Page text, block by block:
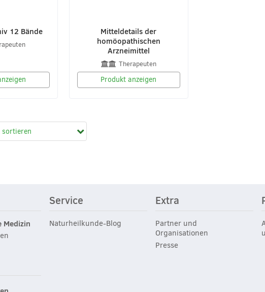
12 Bände
Mitteldetails der
homöopathischen
Arzneimittel
Therapeuten
Produkt anzeigen
Medizin
Service
Naturheilkunde-Blog
Extra
Partner und
Organisationen
Presse